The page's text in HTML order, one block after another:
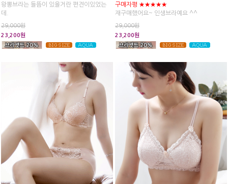
왕뽕브라는 들뜸이 있을거란 편견이있었는
데.
가시여우제품은..신세계네요~
움직여도 들뜸없고 꼭 내가슴인듯한 착각이
들만큼
편하고 안정감있어요.
29,000원
23,200원
구매자평 ★★★★★
재구매했어요~ 인생브라예요 ^^
디자인도 예쁘고 브랜드속옷이
아님에도 불구하고 오래입는거같아요^^
29,000원
23,200원